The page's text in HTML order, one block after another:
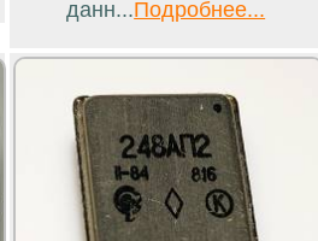
данн...Подробнее...